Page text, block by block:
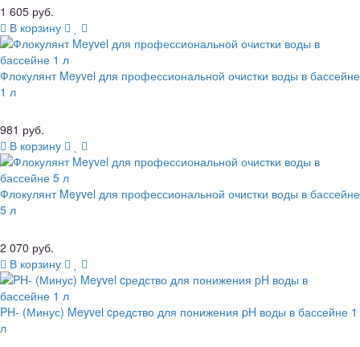
1 605 руб.
В корзину
Флокулянт Meyvel для профессиональной очистки воды в бассейне
1 л
981 руб.
В корзину
Флокулянт Meyvel для профессиональной очистки воды в бассейне
5 л
2 070 руб.
В корзину
PH- (Минус) Meyvel cредство для понижения pH воды в бассейне 1
л